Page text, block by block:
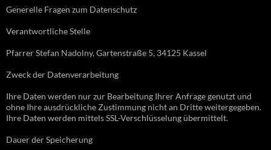
Generelle Fragen zum Datenschutz
Verantwortliche Stelle
Pfarrer Stefan Nadolny, Gartenstraße 5, 34125 Kassel
Zweck der Datenverarbeitung
Ihre Daten werden nur zur Bearbeitung Ihrer Anfrage genutzt und
ohne Ihre ausdrückliche Zustimmung nicht an Dritte weitergegeben.
Ihre Daten werden mittels SSL-Verschlüsselung übermittelt.
Dauer der Speicherung